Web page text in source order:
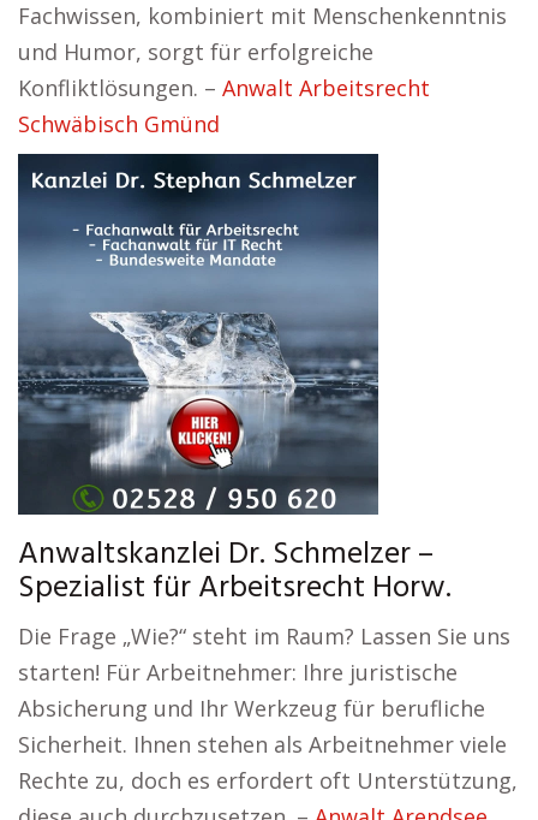
Fachwissen, kombiniert mit Menschenkenntnis
und Humor, sorgt für erfolgreiche
Konfliktlösungen. – Anwalt Arbeitsrecht
Schwäbisch Gmünd
Anwaltskanzlei Dr. Schmelzer –
Spezialist für Arbeitsrecht Horw.
Die Frage „Wie?“ steht im Raum? Lassen Sie uns
starten! Für Arbeitnehmer: Ihre juristische
Absicherung und Ihr Werkzeug für berufliche
Sicherheit. Ihnen stehen als Arbeitnehmer viele
Rechte zu, doch es erfordert oft Unterstützung,